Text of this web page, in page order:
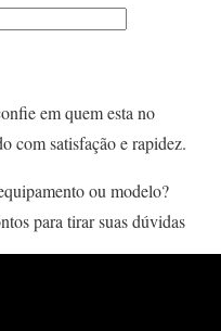
em quem esta no
com satisfação e rapidez.
ou modelo?
para tirar suas dúvidas